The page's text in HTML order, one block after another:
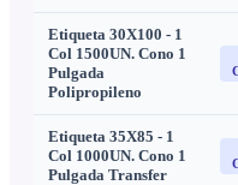
Etiqueta 30X100 - 1
Col 1500UN. Cono 1
Pulgada
Polipropileno
Etiqueta 35X85 - 1
Col 1000UN. Cono 1
Pulgada Transfer